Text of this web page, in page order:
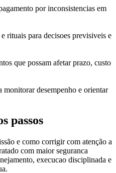
por inconsistencias em
rituais para decisoes previsiveis e
que possam afetar prazo, custo
monitorar desempenho e orientar
passos
e como corrigir com atenção a
com maior seguranca
execucao disciplinada e